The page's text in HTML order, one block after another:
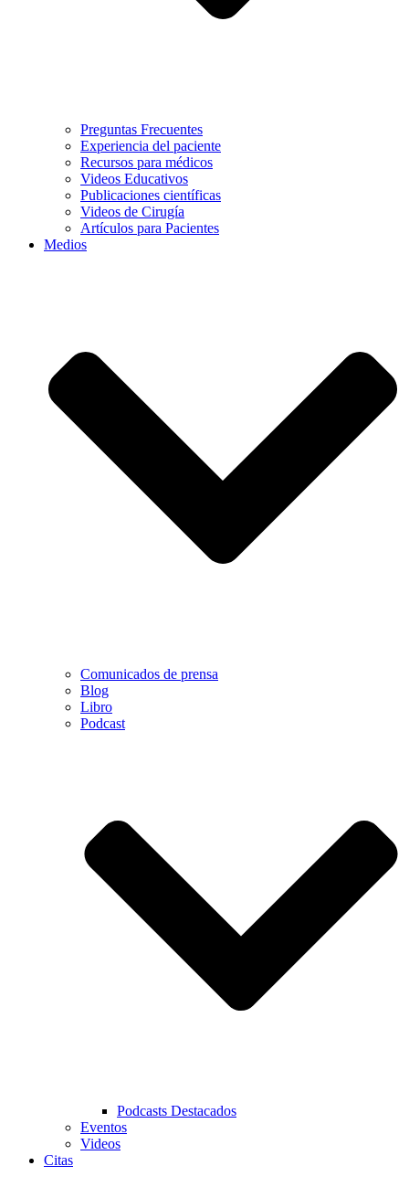
Preguntas Frecuentes
Experiencia del paciente
Recursos para médicos
Videos Educativos
Publicaciones científicas
Videos de Cirugía
Artículos para Pacientes
Medios
Comunicados de prensa
Blog
Libro
Podcast
Podcasts Destacados
Eventos
Videos
Citas